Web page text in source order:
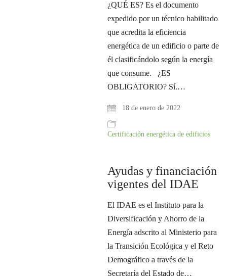
¿QUÉ ES? Es el documento
expedido por un técnico habilitado
que acredita la eficiencia
energética de un edificio o parte de
él clasificándolo según la energía
que consume. ¿ES
OBLIGATORIO? Sí.…
18 de enero de 2022
Certificación energética de edificios
Ayudas y financiación
vigentes del IDAE
El IDAE es el Instituto para la
Diversificación y Ahorro de la
Energía adscrito al Ministerio para
la Transición Ecológica y el Reto
Demográfico a través de la
Secretaría del Estado de…